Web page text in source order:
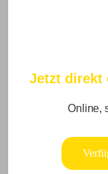
Jetzt direkt
Online,